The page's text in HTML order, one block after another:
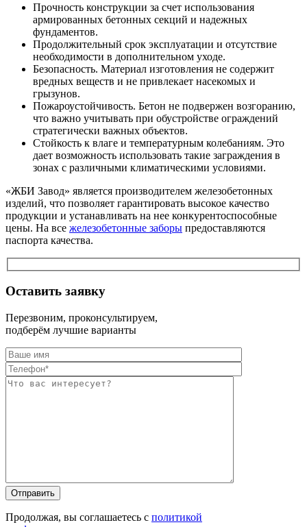
Прочность конструкции за счет использования
армированных бетонных секций и надежных
фундаментов.
Продолжительный срок эксплуатации и отсутствие
необходимости в дополнительном уходе.
Безопасность. Материал изготовления не содержит
вредных веществ и не привлекает насекомых и
грызунов.
Пожароустойчивость. Бетон не подвержен возгоранию,
что важно учитывать при обустройстве ограждений
стратегически важных объектов.
Стойкость к влаге и температурным колебаниям. Это
дает возможность использовать такие заграждения в
зонах с различными климатическими условиями.
«ЖБИ Завод» является производителем железобетонных
изделий, что позволяет гарантировать высокое качество
продукции и устанавливать на нее конкурентоспособные
цены. На все железобетонные заборы предоставляются
паспорта качества.
Оставить заявку
Перезвоним, проконсультируем,
подберём лучшие варианты
Продолжая, вы соглашаетесь с политикой